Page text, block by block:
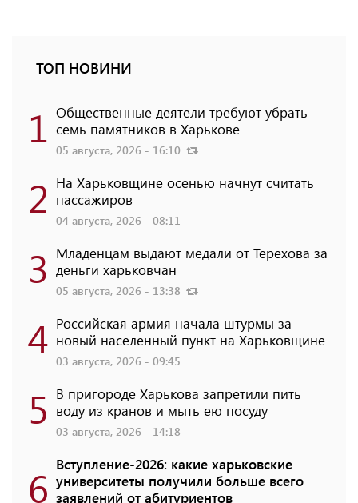
ТОП НОВИНИ
1 Общественные деятели требуют убрать
семь памятников в Харькове
05 августа, 2026 - 16:10
2 На Харьковщине осенью начнут считать
пассажиров
04 августа, 2026 - 08:11
3 Младенцам выдают медали от Терехова за
деньги харьковчан
05 августа, 2026 - 13:38
4 Российская армия начала штурмы за
новый населенный пункт на Харьковщине
03 августа, 2026 - 09:45
5 В пригороде Харькова запретили пить
воду из кранов и мыть ею посуду
03 августа, 2026 - 14:18
6 Вступление-2026: какие харьковские
университеты получили больше всего
заявлений от абитуриентов